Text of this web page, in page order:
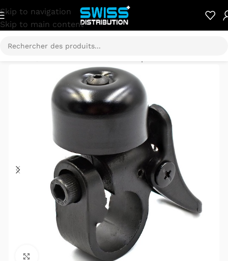
Skip to navigation
Skip to main content
Cliquez pour agrandir.